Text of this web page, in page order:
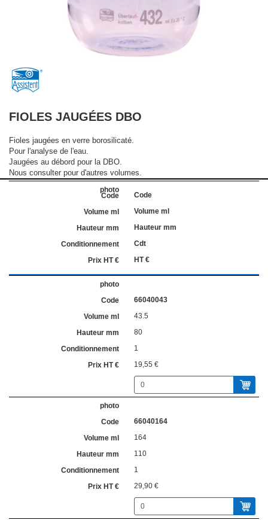
FIOLES JAUGÉES DBO
Fioles jaugées en verre borosilicaté.
Pour l'analyse de l'eau.
Jaugées au débord pour la DBO.
Nous consulter pour d'autres volumes.
Code
Volume ml
Hauteur mm
Cdt
HT €
66040043
43.5
80
1
19,55 €
66040164
164
110
1
29,90 €